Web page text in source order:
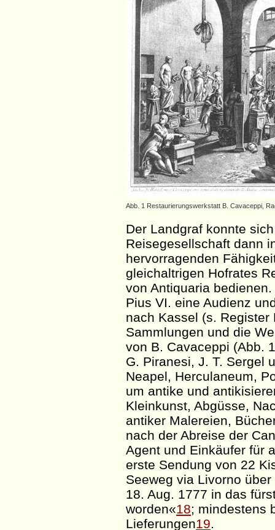
Abb. 1 Restaurierungswerkstatt B. Cavaceppi,
Der Landgraf konnte
Reisegesellschaft dann
hervorragenden
gleichaltrigen Hofrates
von Antiquaria
Pius VI. eine Audienz
nach Kassel (s.
Sammlungen und die
von B. Cavaceppi (Abb.
G. Piranesi, J. T. Sergel
Neapel, Herculaneum,
um antike und
Kleinkunst, Abgüsse,
antiker Malereien,
nach der Abreise der
Agent und Einkäufer für
erste Sendung von 22
Seeweg via Livorno
18. Aug. 1777 in das
worden«18; mindestens
Lieferungen19.